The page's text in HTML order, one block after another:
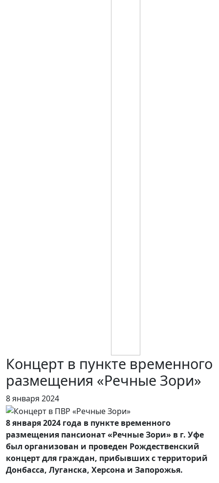
Концерт в пункте временного
размещения «Речные Зори»
8 января 2024
8 января 2024 года в пункте временного
размещения пансионат «Речные Зори» в г. Уфе
был организован и проведен Рождественский
концерт для граждан, прибывших с территорий
Донбасса, Луганска, Херсона и Запорожья.